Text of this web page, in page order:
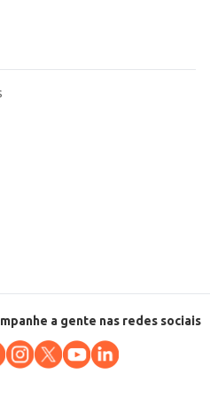
a gente nas redes sociais